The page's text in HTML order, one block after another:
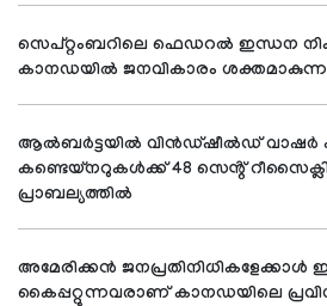
സെപ്റ്റംബറിലെ ഫെഡറൽ ഇന്ധന
കാനഡയിൽ ജനവികാരം
ആൽബർട്ടയിൽ വിൻഡ്‌ഷീൽഡ് വാഷർ
കണ്ടെയ്നറുകൾക്ക് 48 സെൻ്റ്
പ്രാബല്യത്തിൽ
അമേരിക്കൻ ജനപ്രതിനിധികളേക്കാൾ
കൈപ്പറ്റുന്നവരാണ് കാനഡയിലെ